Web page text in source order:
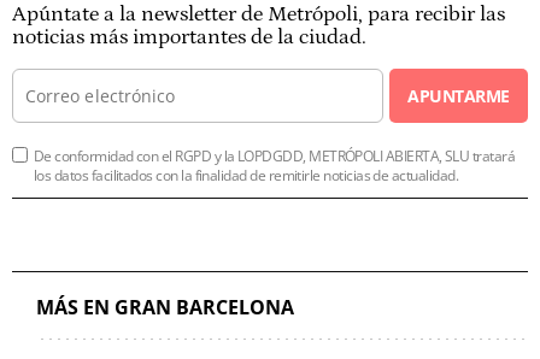
Apúntate a la newsletter de Metrópoli, para recibir las
noticias más importantes de la ciudad.
APUNTARME
De conformidad con el RGPD y la LOPDGDD, METRÓPOLI ABIERTA, SLU tratará
los datos facilitados con la finalidad de remitirle noticias de actualidad.
MÁS EN GRAN BARCELONA